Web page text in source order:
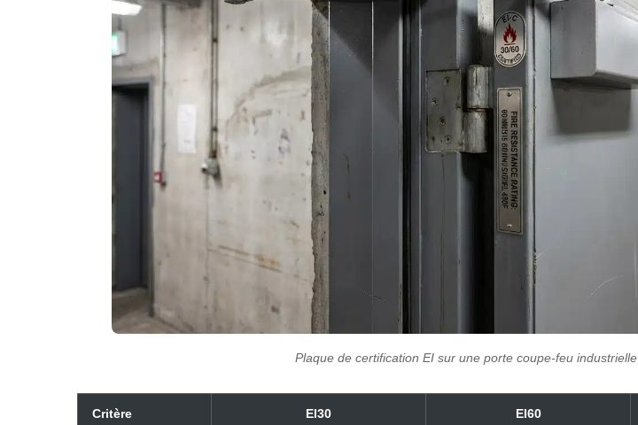
Plaque de certification EI sur une porte coupe-feu industrielle
Critère EI30 EI60